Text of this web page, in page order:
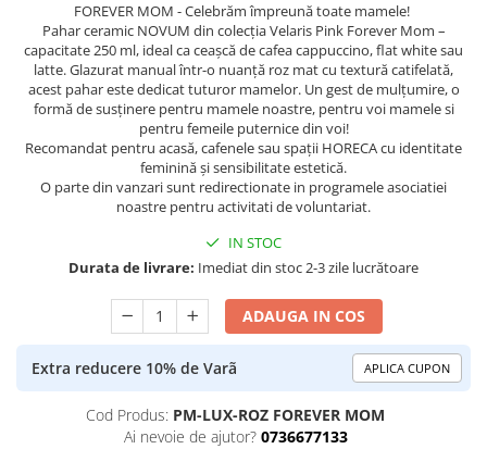
FOREVER MOM - Celebrăm împreună toate mamele!
Pahar ceramic NOVUM din colecția Velaris Pink Forever Mom –
capacitate 250 ml, ideal ca ceașcă de cafea cappuccino, flat white sau
latte. Glazurat manual într-o nuanță roz mat cu textură catifelată,
acest pahar este dedicat tuturor mamelor. Un gest de mulțumire, o
formă de susținere pentru mamele noastre, pentru voi mamele si
pentru femeile puternice din voi!
Recomandat pentru acasă, cafenele sau spații HORECA cu identitate
feminină și sensibilitate estetică.
O parte din vanzari sunt redirectionate in programele asociatiei
noastre pentru activitati de voluntariat.
IN STOC
Durata de livrare: Imediat din stoc 2-3 zile lucrătoare
ADAUGA IN COS
Extra reducere 10% de Varã APLICA CUPON
Cod Produs: PM-LUX-ROZ FOREVER MOM
Ai nevoie de ajutor? 0736677133